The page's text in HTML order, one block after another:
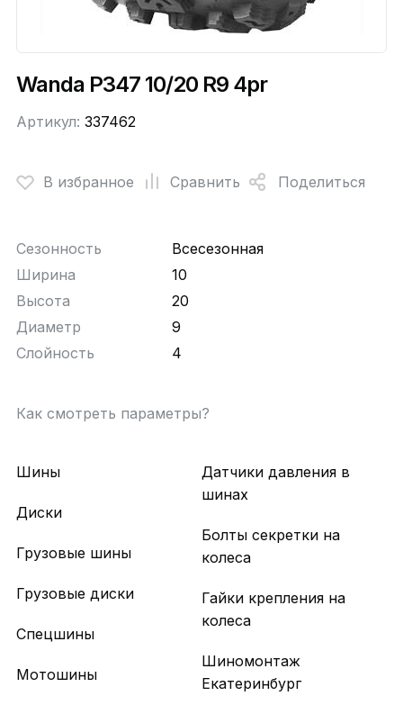
Wanda P347 10/20 R9 4pr
Артикул: 337462
В избранное Сравнить Поделиться
Сезонность
Всесезонная
Ширина
10
Высота
20
Диаметр
9
Слойность
4
Как смотреть параметры?
Шины
Диски
Грузовые шины
Грузовые диски
Спецшины
Мотошины
Датчики давления в
шинах
Болты секретки на
колеса
Гайки крепления на
колеса
Шиномонтаж
Екатеринбург